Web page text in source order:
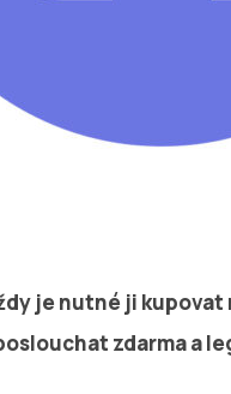
je nutné ji
zdarma a